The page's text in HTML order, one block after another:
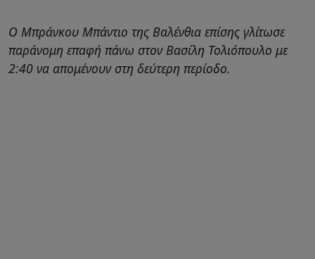
Ο Μπράνκου Μπάντιο της Βαλένθια επίσης γλίτωσε
παράνομη επαφή πάνω στον Βασίλη Τολιόπουλο με
2:40 να απομένουν στη δεύτερη περίοδο.